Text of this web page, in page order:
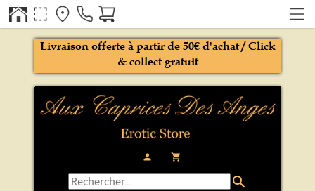
person local_grocery_store
Livraison offerte à partir de 50€ d'achat / Click
& collect gratuit
search